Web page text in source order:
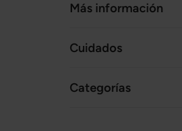
Más información
Cuidados
Categorías